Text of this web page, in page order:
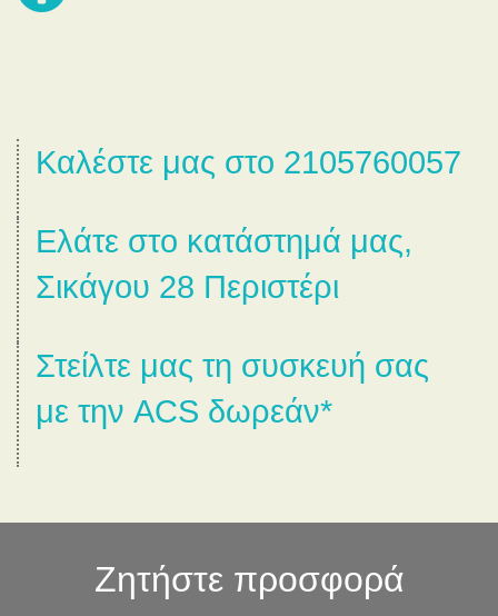
Καλέστε μας στο 2105760057
Ελάτε στο κατάστημά μας,
Σικάγου 28 Περιστέρι
Στείλτε μας τη συσκευή σας
με την ACS δωρεάν*
Ζητήστε προσφορά